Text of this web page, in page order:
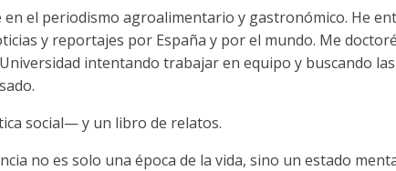
en el periodismo agroalimentario y gastronómico. He
y reportajes por España y por el mundo. Me
intentando trabajar en equipo y buscando
social— y un libro de relatos.
no es solo una época de la vida, sino un estado